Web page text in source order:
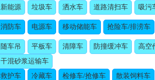
新能源 垃圾车 洒水车 道路清扫车 吸污
消防车 电源车 移动储能车 抢险车/排涝车
随车吊 平板车 清障车 防撞缓冲车 高空
干混砂浆运输车
救护车 冷藏车 检修车/抢修车 散装饲料车